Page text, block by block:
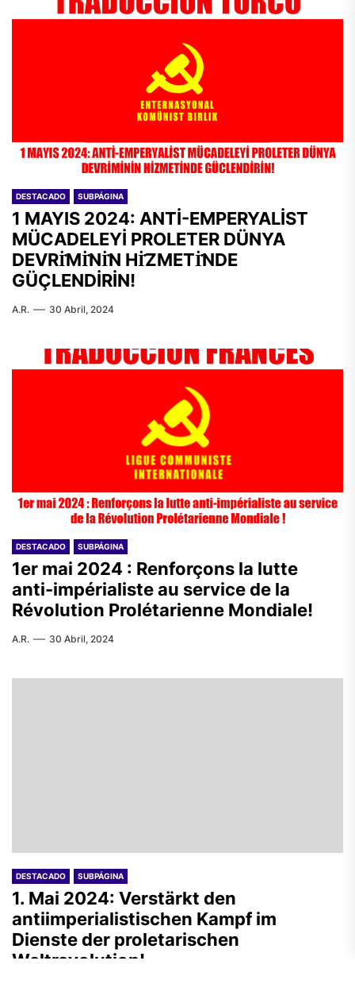
DESTACADO SUBPÁGINA
1 MAYIS 2024: ANTİ-EMPERYALİST
MÜCADELEYİ PROLETER DÜNYA
DEVRİ̇Mİ̇Nİ̇N Hİ̇ZMETİ̇NDE
GÜÇLENDİRİN!
A.R. 30 Abril, 2024
DESTACADO SUBPÁGINA
1er mai 2024 : Renforçons la lutte
anti-impérialiste au service de la
Révolution Prolétarienne Mondiale!
A.R. 30 Abril, 2024
DESTACADO SUBPÁGINA
1. Mai 2024: Verstärkt den
antiimperialistischen Kampf im
Dienste der proletarischen
Weltrevolution!